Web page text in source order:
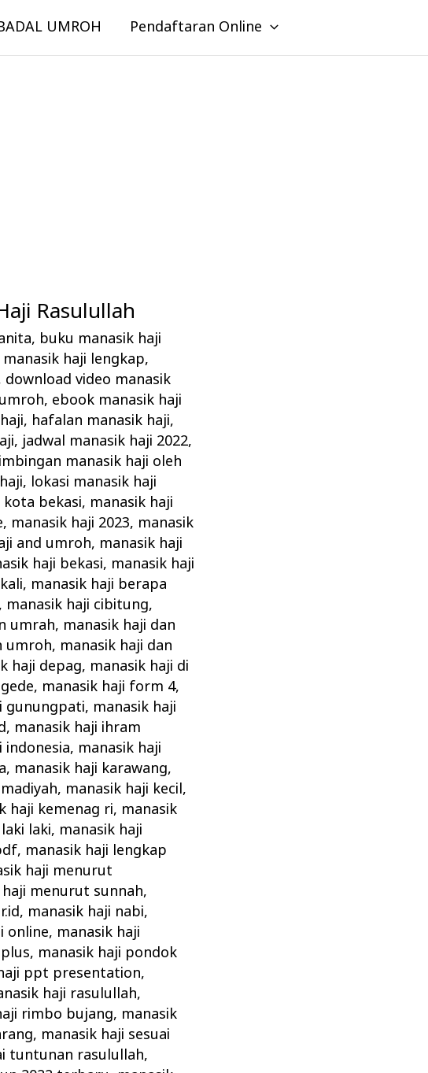
UMROH Pendaftaran Online
Rasulullah
, buku manasik haji
manasik haji lengkap,
download video manasik
, ebook manasik haji
, hafalan manasik haji,
, jadwal manasik haji 2022,
manasik haji oleh
, lokasi manasik haji
kota bekasi, manasik haji
, manasik haji 2023, manasik
and umroh, manasik haji
haji bekasi, manasik haji
, manasik haji berapa
manasik haji cibitung,
umrah, manasik haji dan
umroh, manasik haji dan
haji depag, manasik haji di
, manasik haji form 4,
gunungpati, manasik haji
, manasik haji ihram
indonesia, manasik haji
, manasik haji karawang,
, manasik haji kecil,
haji kemenag ri, manasik
laki, manasik haji
, manasik haji lengkap
haji menurut
haji menurut sunnah,
, manasik haji nabi,
online, manasik haji
, manasik haji pondok
ppt presentation,
haji rasulullah,
rimbo bujang, manasik
, manasik haji sesuai
tuntunan rasulullah,